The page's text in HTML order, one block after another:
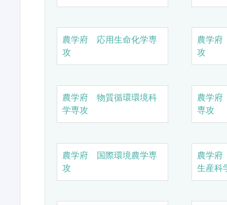
農学府 応用生命化学専
攻
農学
攻
農学府 物質循環環境科
学専攻
農学
専攻
農学府 国際環境農学専
攻
農学
生産科